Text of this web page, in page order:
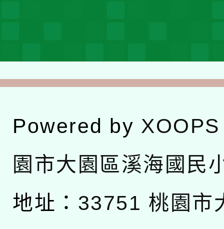
Powered by XOOPS
園市大園區溪海國民
地址： 33751 桃園市